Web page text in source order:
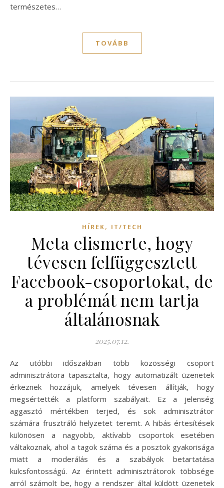
természetes…
TOVÁBB
HÍREK, IT/TECH
Meta elismerte, hogy
tévesen felfüggesztett
Facebook-csoportokat, de
a problémát nem tartja
általánosnak
2025.07.12.
Az utóbbi időszakban több közösségi csoport
adminisztrátora tapasztalta, hogy automatizált üzenetek
érkeznek hozzájuk, amelyek tévesen állítják, hogy
megsértették a platform szabályait. Ez a jelenség
aggasztó mértékben terjed, és sok adminisztrátor
számára frusztráló helyzetet teremt. A hibás értesítések
különösen a nagyobb, aktívabb csoportok esetében
váltakoznak, ahol a tagok száma és a posztok gyakorisága
miatt a moderálás és a szabályok betartatása
kulcsfontosságú. Az érintett adminisztrátorok többsége
arról számolt be, hogy a rendszer által küldött üzenetek